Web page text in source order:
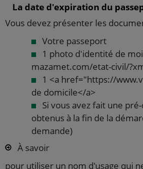
La date d'expiration du
Vous devez présenter les
Votre passeport
1 photo d'identité de
mazamet.com/etat-civil/
1 <a href="https://
de domicile</a>
Si vous avez fait une
obtenus à la fin de la
demande)
À savoir
pour utiliser un nom d'usage qui